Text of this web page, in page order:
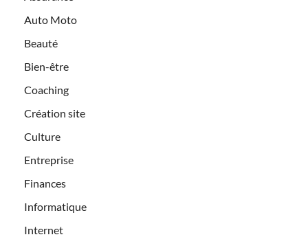
Auto Moto
Beauté
Bien-être
Coaching
Création site
Culture
Entreprise
Finances
Informatique
Internet